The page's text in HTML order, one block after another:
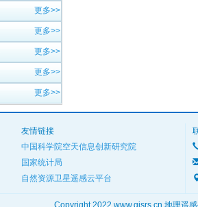
更多>>
更多>>
更多>>
更多>>
更多>>
友情链接
中国科学院空天信息创新研究院
国家统计局
自然资源卫星遥感云平台
Copyright 2022 www.gisrs.cn 地理遥